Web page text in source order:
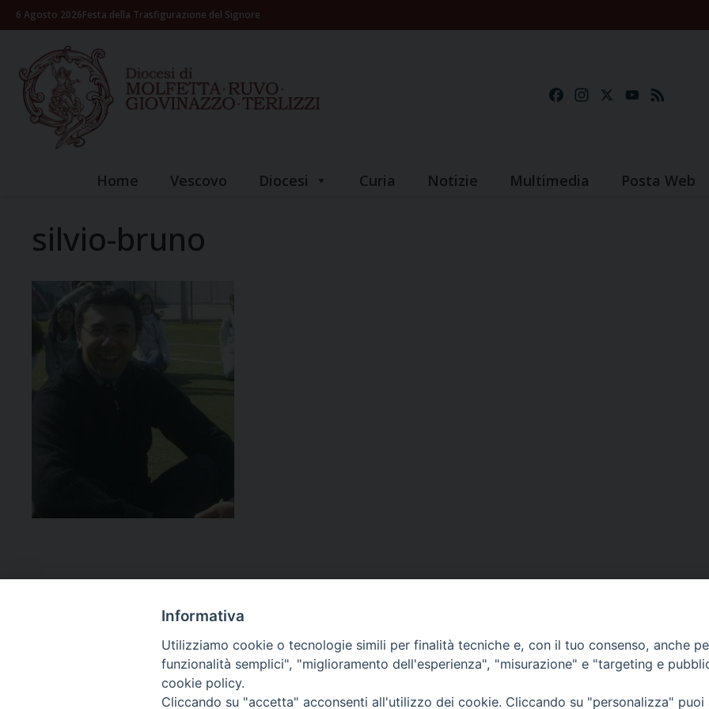
Skip6 Agosto 2026Festa della Trasfigurazione del Signore
FacebookInstagramYouTube
Home Vescovo Diocesi Curia Notizie Multimedia Posta Web
silvio-bruno
Ufficio Comunicazioni sociali
Informativa
Utilizziamo cookie o tecnologie simili per finalità tecniche e, con il tuo consenso, anche
funzionalità semplici", "miglioramento dell'esperienza", "misurazione" e "targeting e
cookie policy.
Cliccando su "accetta" acconsenti all'utilizzo dei cookie. Cliccando su "personalizza"